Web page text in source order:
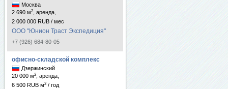
Москва
2 690 м2
, аренда,
2 000 000 RUB / мес
ООО "Юнион Траст Экспедиция"
+7 (926) 684-80-05
офисно-складской комплекс
Дзержинский
20 000 м2
, аренда,
6 500 RUB м2 / год